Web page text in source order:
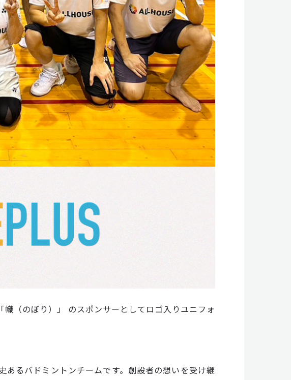
（のぼり）」 のスポンサーとしてロゴ入りユニフォ
るバドミントンチームです。創設者の想いを受け継